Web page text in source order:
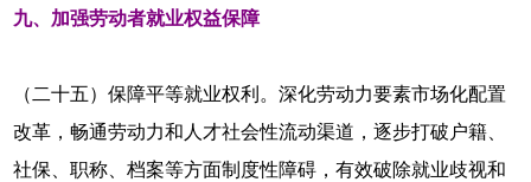
九、加强劳动者就业权益保障
（二十五）保障平等就业权利。深化劳动力要素市场化配置
改革，畅通劳动力和人才社会性流动渠道，逐步打破户籍、
社保、职称、档案等方面制度性障碍，有效破除就业歧视和